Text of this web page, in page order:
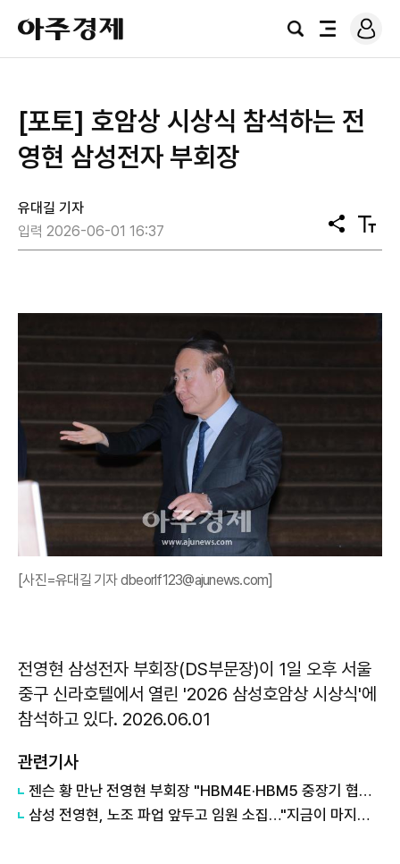
아
주
경
검
전
로
그
[포토] 호암상 시상식 참석하는 ​​​​​​​전
영현 삼성전자 부회장
유대길 기자
입력 2026-06-01 16:37
공
유
텍
스
[사진=유대길 기자 dbeorlf123@ajunews.com]
전영현 삼성전자 부회장(DS부문장)이 1일 오후 서울
중구 신라호텔에서 열린 '2026 삼성호암상 시상식'에
참석하고 있다. 2026.06.01
관련기사
젠슨 황 만난 전영현 부회장 "HBM4E·HBM5 중장기 협력 논의"
삼성 전영현, 노조 파업 앞두고 임원 소집…"지금이 마지막 골든타임"